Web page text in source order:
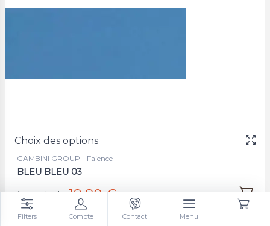
Choix des options
GAMBINI GROUP - Faience
BLEU BLEU 03
à partir de 19,80 €
Filters Compte Contact Menu